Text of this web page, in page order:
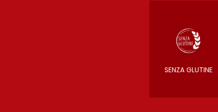
SENZA GLUTINE